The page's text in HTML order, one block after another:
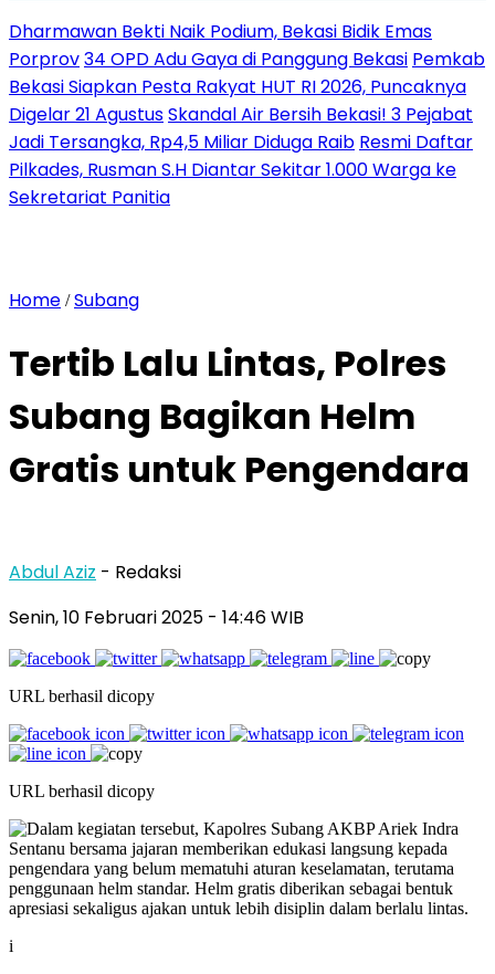
Dharmawan Bekti Naik Podium, Bekasi Bidik Emas
Porprov34 OPD Adu Gaya di Panggung Bekasi Pemkab
Bekasi Siapkan Pesta Rakyat HUT RI 2026, Puncaknya
Digelar 21 AgustusSkandal Air Bersih Bekasi! 3 Pejabat
Jadi Tersangka, Rp4,5 Miliar Diduga Raib Resmi Daftar
Pilkades, Rusman S.H Diantar Sekitar 1.000 Warga ke
Sekretariat Panitia
Home /Subang
Tertib Lalu Lintas, Polres
Subang Bagikan Helm
Gratis untuk Pengendara
Abdul Aziz - Redaksi
Senin, 10 Februari 2025 - 14:46 WIB
URL berhasil dicopy
URL berhasil dicopy
i